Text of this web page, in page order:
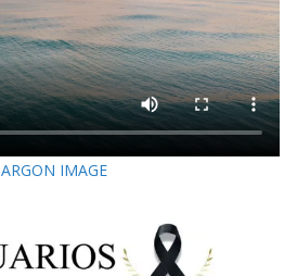
ARGON IMAGE